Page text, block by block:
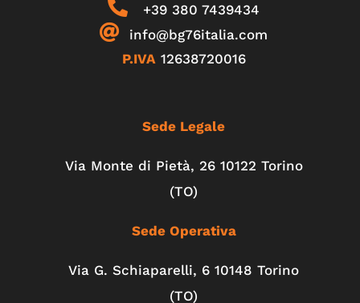
+39 380 7439434
info@bg76italia.com
P.IVA 12638720016
Sede Legale
Via Monte di Pietà, 26 10122 Torino
(TO)
Sede Operativa
Via G. Schiaparelli, 6 10148 Torino
(TO)